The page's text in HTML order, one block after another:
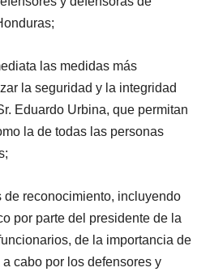
las medidas más
la seguridad y la integridad
Eduardo Urbina, que permitan
la de todas las personas
de reconocimiento, incluyendo
por parte del presidente de la
de la importancia de
cabo por los defensores y